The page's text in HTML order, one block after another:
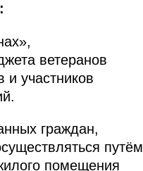
ветеранов
участников
граждан,
путём
помещения